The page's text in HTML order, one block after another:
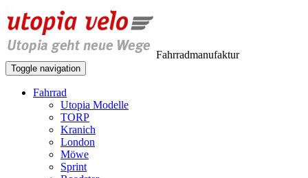
Fahrradmanufaktur
Toggle navigation
Fahrrad
Utopia Modelle
TORP
Kranich
London
Möwe
Sprint